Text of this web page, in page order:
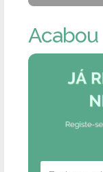
Acabou